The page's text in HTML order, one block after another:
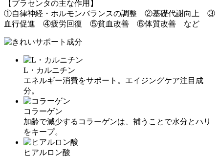
【プラセンタの主な作用】
①自律神経・ホルモンバランスの調整 ②基礎代謝向上 ③
血行促進 ④疲労回復 ⑤貧血改善 ⑥体質改善 など
L・カルニチン
エネルギー消費をサポート。エイジングケア注目成
分。
コラーゲン
加齢で減少するコラーゲンは、補うことで水分とハリ
をキープ。
ヒアルロン酸